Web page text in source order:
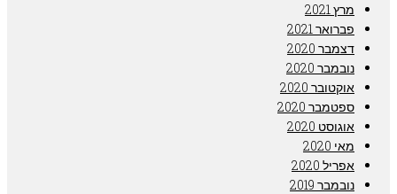
מרץ 2021
פברואר 2021
דצמבר 2020
נובמבר 2020
אוקטובר 2020
ספטמבר 2020
אוגוסט 2020
מאי 2020
אפריל 2020
נובמבר 2019